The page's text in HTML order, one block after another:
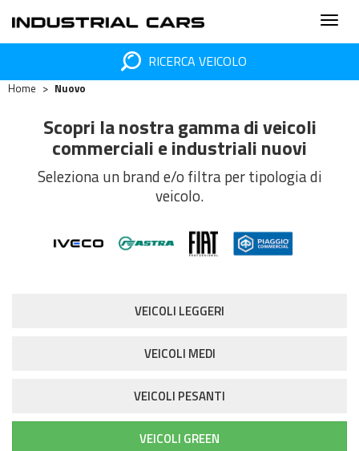
RICERCA VEICOLO
Home Nuovo
Scopri la nostra gamma di veicoli
commerciali e industriali nuovi
Seleziona un brand e/o filtra per tipologia di
veicolo.
VEICOLI LEGGERI
VEICOLI MEDI
VEICOLI PESANTI
VEICOLI GREEN